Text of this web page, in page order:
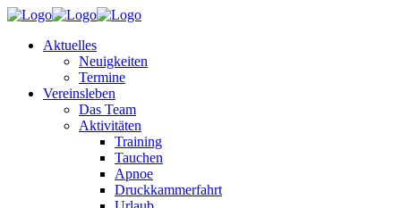
Aktuelles
Neuigkeiten
Termine
Vereinsleben
Das Team
Aktivitäten
Training
Tauchen
Apnoe
Druckkammerfahrt